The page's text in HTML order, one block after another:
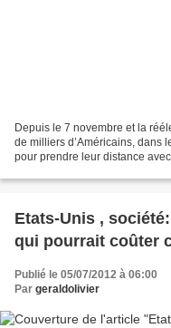
Depuis le 7 novembre et la
de milliers d’Américains, dans
pour prendre leur distance
Etats-Unis ,
qui pourrait coûter
Publié le 05/07/2012 à 06:00
Par geraldolivier